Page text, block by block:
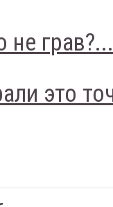
не грав?...
это